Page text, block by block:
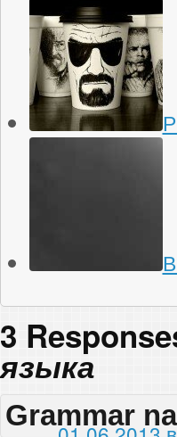
3
языка
Grammar